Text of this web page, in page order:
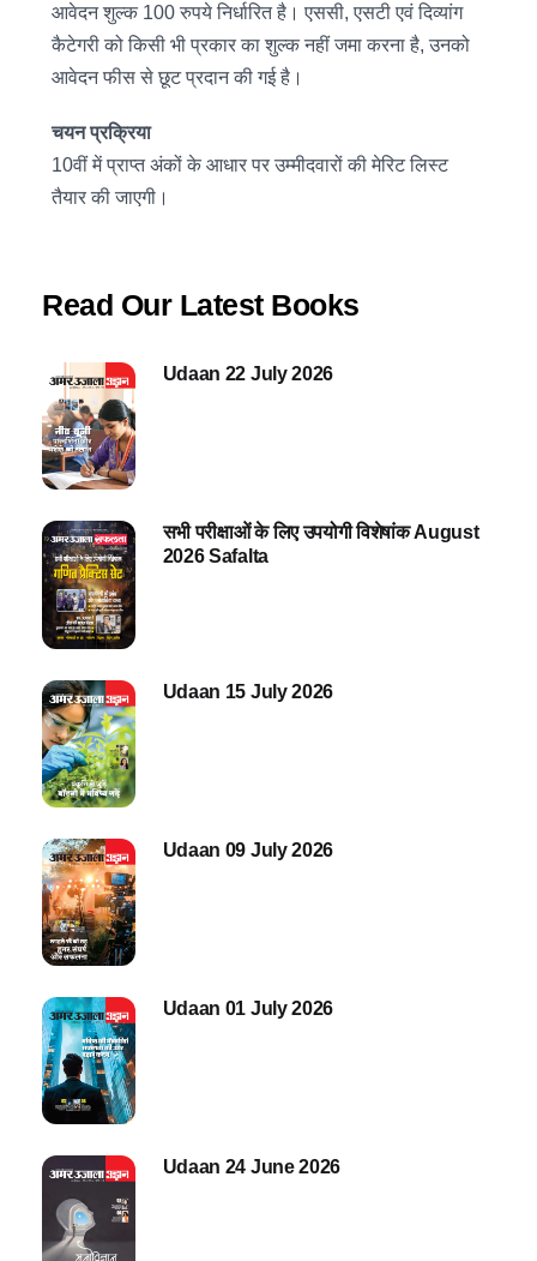
आवेदन शुल्क 100 रुपये निर्धारित है। एससी, एसटी एवं दिव्यांग
कैटेगरी को किसी भी प्रकार का शुल्क नहीं जमा करना है, उनको
आवेदन फीस से छूट प्रदान की गई है।
चयन प्रक्रिया
10वीं में प्राप्त अंकों के आधार पर उम्मीदवारों की मेरिट लिस्ट
तैयार की जाएगी।
Read Our Latest Books
Udaan 22 July 2026
सभी परीक्षाओं के लिए उपयोगी विशेषांक August
2026 Safalta
Udaan 15 July 2026
Udaan 09 July 2026
Udaan 01 July 2026
Udaan 24 June 2026